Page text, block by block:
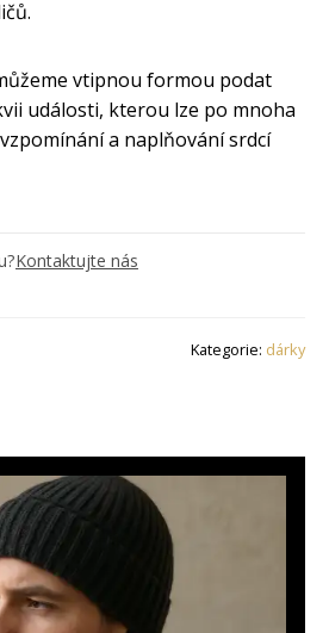
vtipnou formou podat
události, kterou lze po mnoha
a naplňování srdcí
Kontaktujte nás
Kategorie: dárky